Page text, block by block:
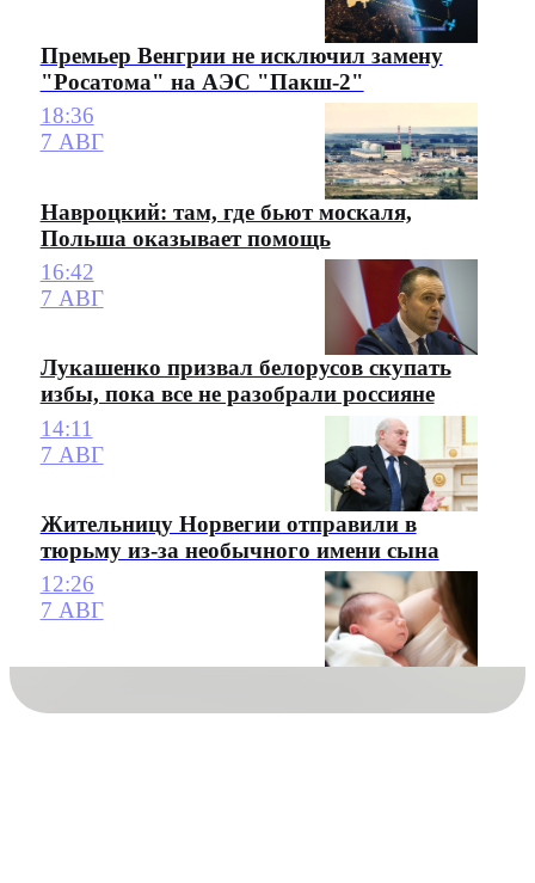
Премьер Венгрии не исключил замену
"Росатома" на АЭС "Пакш-2"
18:36
7 АВГ
Навроцкий: там, где бьют москаля,
Польша оказывает помощь
16:42
7 АВГ
Лукашенко призвал белорусов скупать
избы, пока все не разобрали россияне
14:11
7 АВГ
Жительницу Норвегии отправили в
тюрьму из-за необычного имени сына
12:26
7 АВГ